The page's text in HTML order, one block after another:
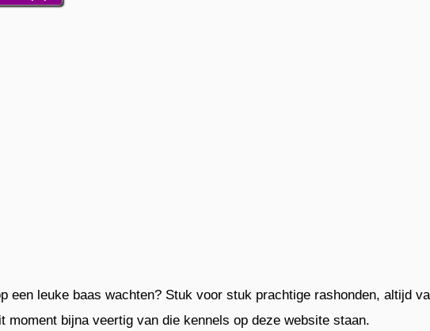
een leuke baas wachten? Stuk voor stuk prachtige rashonden, altijd
bijna veertig van die kennels op deze website staan.